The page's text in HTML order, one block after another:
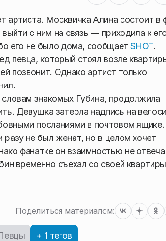
артиста. Москвичка Алина состоит в
с ним на связь — приходила к
его не было дома, сообщаетSHOT.
певца, который стоял возле
позвонит. Однако артист только
знакомых Губина, продолжила
Девушка затерла надпись на
посланиями в почтовом ящике.
разу не был женат, но в целом хочет
фанатке он взаимностью не
временно съехал со своей
Поделиться материалом:
+ 1 тегов